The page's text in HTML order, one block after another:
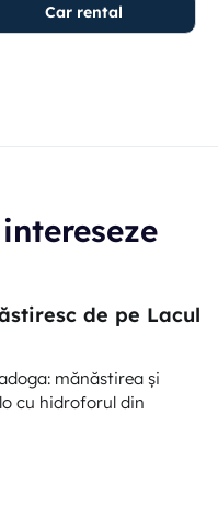
Car rental
de pe Lacul
mănăstirea și
cu hidroforul din